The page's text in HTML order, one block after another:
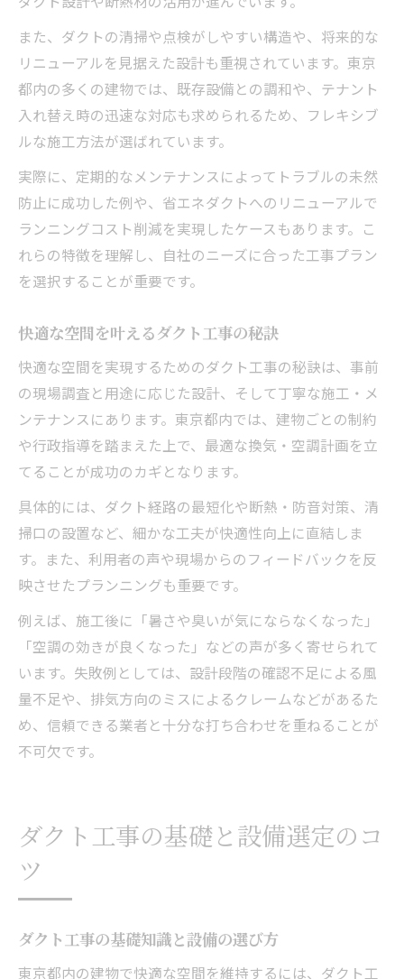
また、ダクトの清掃や点検がしやすい構造や、将来的な
リニューアルを見据えた設計も重視されています。東京
都内の多くの建物では、既存設備との調和や、テナント
入れ替え時の迅速な対応も求められるため、フレキシブ
ルな施工方法が選ばれています。
実際に、定期的なメンテナンスによってトラブルの未然
防止に成功した例や、省エネダクトへのリニューアルで
ランニングコスト削減を実現したケースもあります。こ
れらの特徴を理解し、自社のニーズに合った工事プラン
を選択することが重要です。
快適な空間を叶えるダクト工事の秘訣
快適な空間を実現するためのダクト工事の秘訣は、事前
の現場調査と用途に応じた設計、そして丁寧な施工・メ
ンテナンスにあります。東京都内では、建物ごとの制約
や行政指導を踏まえた上で、最適な換気・空調計画を立
てることが成功のカギとなります。
具体的には、ダクト経路の最短化や断熱・防音対策、清
掃口の設置など、細かな工夫が快適性向上に直結しま
す。また、利用者の声や現場からのフィードバックを反
映させたプランニングも重要です。
例えば、施工後に「暑さや臭いが気にならなくなった」
「空調の効きが良くなった」などの声が多く寄せられて
います。失敗例としては、設計段階の確認不足による風
量不足や、排気方向のミスによるクレームなどがあるた
め、信頼できる業者と十分な打ち合わせを重ねることが
不可欠です。
ダクト工事の基礎と設備選定のコ
ツ
ダクト工事の基礎知識と設備の選び方
東京都内の建物で快適な空間を維持するには、ダクト工